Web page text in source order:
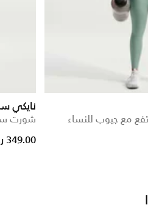
مع جيوب للنساء
نايكي
شورت
349.00 ر.س